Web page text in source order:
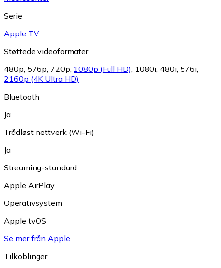
Serie
Apple TV
Støttede videoformater
480p 576p 720p 1080p (Full HD) 1080i 480i 576i
2160p (4K Ultra HD)
Bluetooth
Ja
Trådløst nettverk (Wi-Fi)
Ja
Streaming-standard
Apple AirPlay
Operativsystem
Apple tvOS
Se mer från Apple
Tilkoblinger